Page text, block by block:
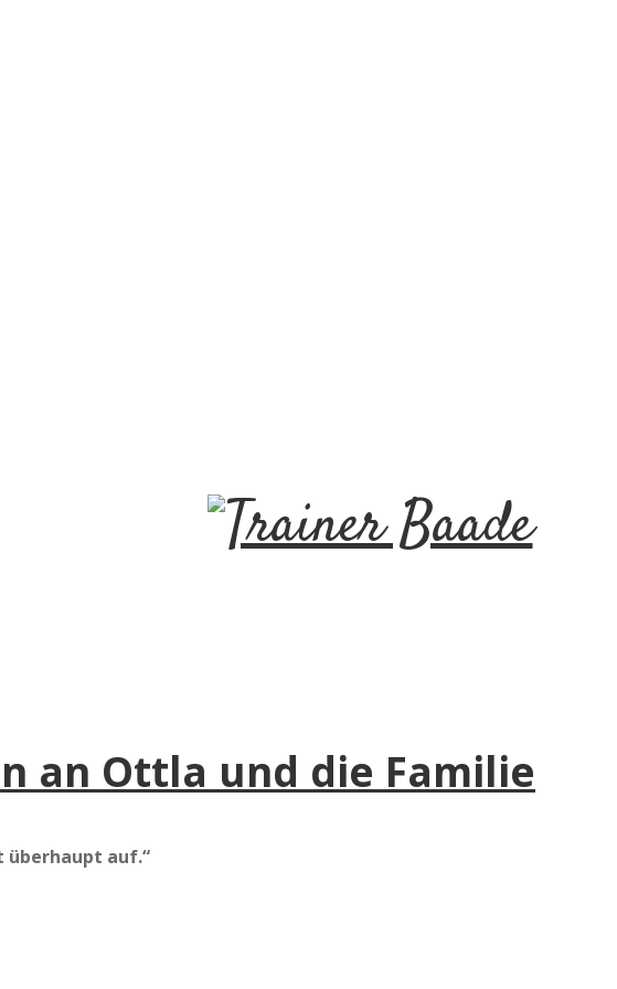
T
n
an Ottla und die Familie
auf.“